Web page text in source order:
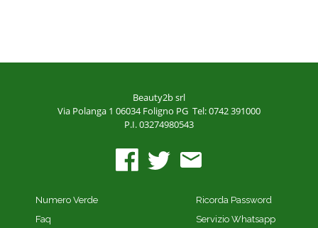
Beauty2b srl
Via Polanga 1 06034 Foligno PG Tel: 0742 391000
P.I. 03274980543
Numero Verde
Faq
Ricorda Password
Servizio Whatsapp